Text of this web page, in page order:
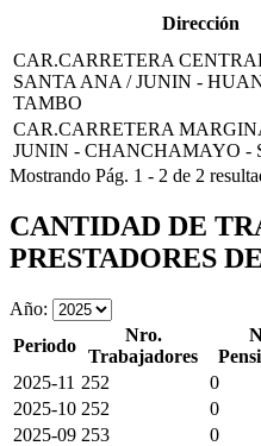
Dirección
CAR.CARRETERA
SANTA ANA / JUNIN -
TAMBO
CAR.CARRETERA
JUNIN - CHANCHAMAYO -
Mostrando Pág. 1 - 2 de 2
CANTIDAD DE
PRESTADORES
Año:
Periodo
Nro.
Trabajadores
2025-11 252 0
2025-10 252 0
2025-09 253 0